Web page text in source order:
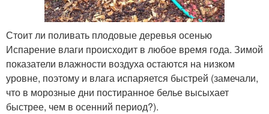
Стоит ли поливать плодовые деревья осенью
Испарение влаги происходит в любое время года. Зимой
показатели влажности воздуха остаются на низком
уровне, поэтому и влага испаряется быстрей (замечали,
что в морозные дни постиранное белье высыхает
быстрее, чем в осенний период?).